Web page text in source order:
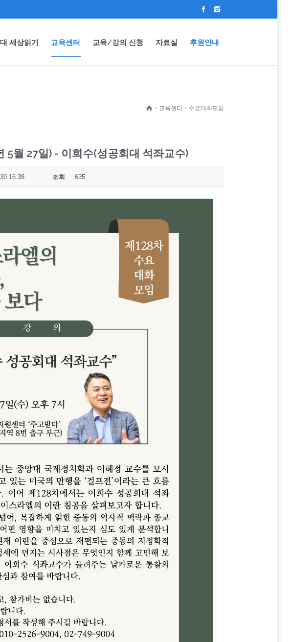
세상읽기 교육센터 교육/강의 신청 자료실 후원안내
> 교육센터 > 수요대화모임
5월 27일) - 이희수(성공회대 석좌교수)
16:38 조회 635